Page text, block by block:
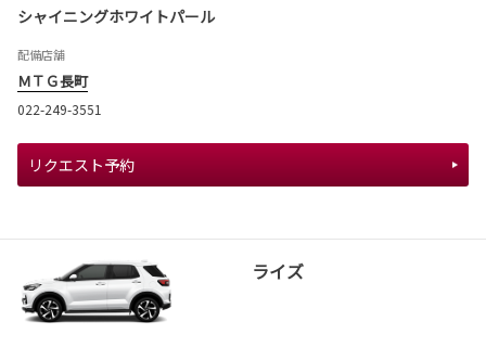
シャイニングホワイトパール
配備店舗
ＭＴＧ長町
022-249-3551
リクエスト予約
ライズ